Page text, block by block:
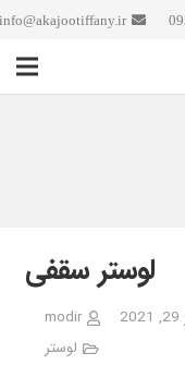
لوستر سقفی
modir
لوستر